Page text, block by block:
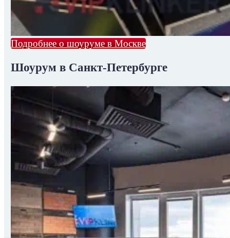
Подробнее о шоуруме в Москве
Шоурум в Санкт-Петербурге